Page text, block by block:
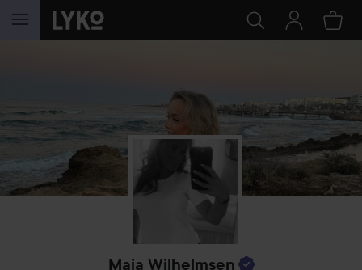
HOPPA TILL INNEHÅLLET
Maja Wilhelmsen